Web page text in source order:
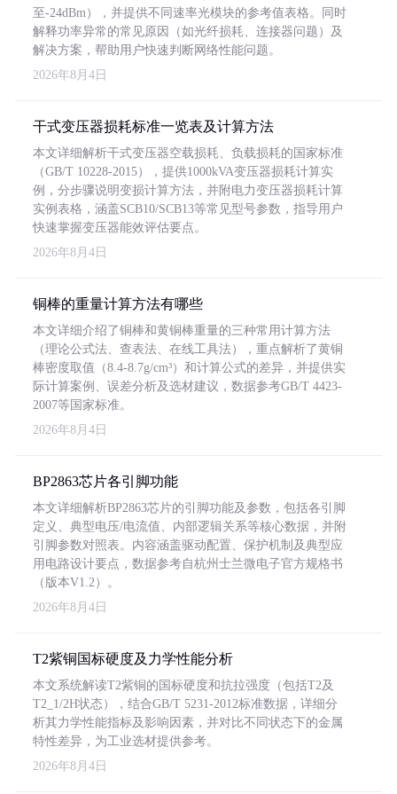
至-24dBm），并提供不同速率光模块的参考值表格。同时
解释功率异常的常见原因（如光纤损耗、连接器问题）及
解决方案，帮助用户快速判断网络性能问题。
2026年8月4日
干式变压器损耗标准一览表及计算方法
本文详细解析干式变压器空载损耗、负载损耗的国家标准
（GB/T 10228-2015），提供1000kVA变压器损耗计算实
例，分步骤说明变损计算方法，并附电力变压器损耗计算
实例表格，涵盖SCB10/SCB13等常见型号参数，指导用户
快速掌握变压器能效评估要点。
2026年8月4日
铜棒的重量计算方法有哪些
本文详细介绍了铜棒和黄铜棒重量的三种常用计算方法
（理论公式法、查表法、在线工具法），重点解析了黄铜
棒密度取值（8.4-8.7g/cm³）和计算公式的差异，并提供实
际计算案例、误差分析及选材建议，数据参考GB/T 4423-
2007等国家标准。
2026年8月4日
BP2863芯片各引脚功能
本文详细解析BP2863芯片的引脚功能及参数，包括各引脚
定义、典型电压/电流值、内部逻辑关系等核心数据，并附
引脚参数对照表。内容涵盖驱动配置、保护机制及典型应
用电路设计要点，数据参考自杭州士兰微电子官方规格书
（版本V1.2）。
2026年8月4日
T2紫铜国标硬度及力学性能分析
本文系统解读T2紫铜的国标硬度和抗拉强度（包括T2及
T2_1/2H状态），结合GB/T 5231-2012标准数据，详细分
析其力学性能指标及影响因素，并对比不同状态下的金属
特性差异，为工业选材提供参考。
2026年8月4日